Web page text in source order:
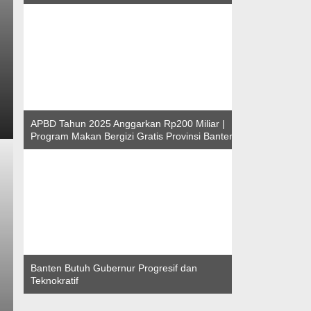
APBD Tahun 2025 Anggarkan Rp200 Miliar |
Program Makan Bergizi Gratis Provinsi Banten
Banten Butuh Gubernur Progresif dan
Teknokratif